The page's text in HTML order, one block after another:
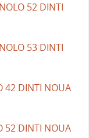
52 DINTI
53 DINTI
42 DINTI NOUA
52 DINTI NOUA